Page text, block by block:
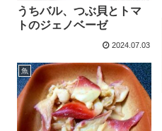
うちバル、つぶ貝とトマ
トのジェノベーゼ
2024.07.03
魚